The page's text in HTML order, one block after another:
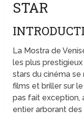
STAR
La Mostra de
les plus
stars du cinéma
films et briller sur le
pas fait exception,
entier arborant